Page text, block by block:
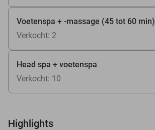
Voetenspa + -massage (45 tot 60 min)
Verkocht: 2
Head spa + voetenspa
Verkocht: 10
Highlights